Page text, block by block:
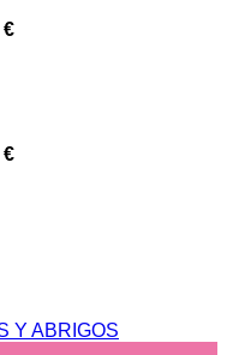
€
€
Y ABRIGOS